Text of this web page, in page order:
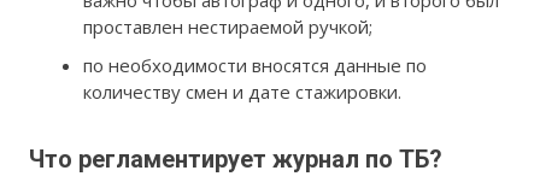
проставлен нестираемой ручкой;
по необходимости вносятся данные по
количеству смен и дате стажировки.
Что регламентирует журнал по ТБ?